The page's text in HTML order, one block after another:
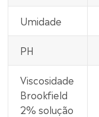
Umidade
PH
Viscosidade
Brookfield
2% solução